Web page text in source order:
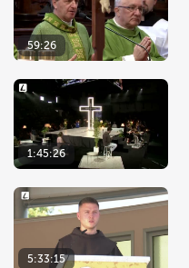
59:26
1:45:26
5:33:15